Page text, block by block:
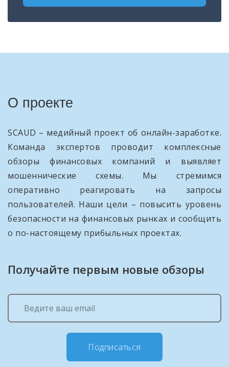
О проекте
SCAUD – медийный проект об онлайн-заработке.
Команда экспертов проводит комплексные
обзоры финансовых компаний и выявляет
мошеннические схемы. Мы стремимся
оперативно реагировать на запросы
пользователей. Наши цели – повысить уровень
безопасности на финансовых рынках и сообщить
о по-настоящему прибыльных проектах.
Получайте первым новые обзоры
Подписаться